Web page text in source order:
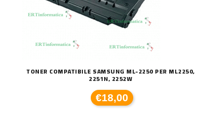
TONER COMPATIBILE SAMSUNG ML-2250 PER ML2250,
2251N, 2252W
€18,00